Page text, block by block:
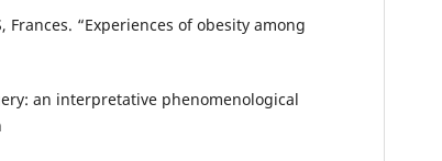
Frances. “Experiences of obesity among
an interpretative phenomenological